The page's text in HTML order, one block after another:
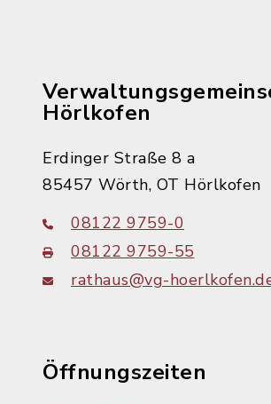
Hörlkofen
Erdinger Straße 8 a
85457 Wörth, OT Hörlkofen
08122 9759-0
08122 9759-55
rathaus@vg-
Öffnungszeiten